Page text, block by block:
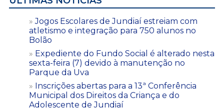
Jogos Escolares de Jundiaí estreiam com
atletismo e integração para 750 alunos no
Bolão
Expediente do Fundo Social é alterado nesta
sexta-feira (7) devido à manutenção no
Parque da Uva
Inscrições abertas para a 13ª Conferência
Municipal dos Direitos da Criança e do
Adolescente de Jundiaí